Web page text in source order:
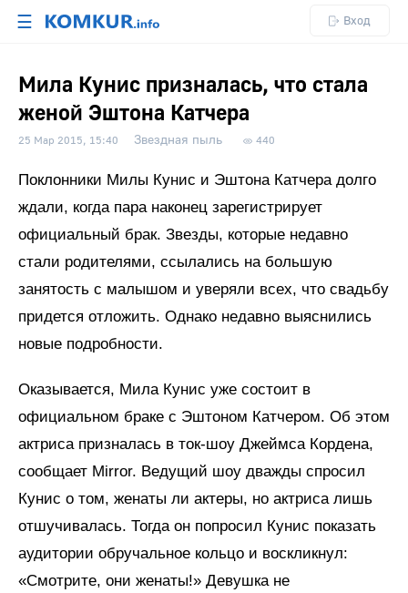
☰ Вход
Мила Кунис призналась, что стала
женой Эштона Катчера
25 Мар 2015, 15:40 Звездная пыль 440
Поклонники Милы Кунис и Эштона Катчера долго
ждали, когда пара наконец зарегистрирует
официальный брак. Звезды, которые недавно
стали родителями, ссылались на большую
занятость с малышом и уверяли всех, что свадьбу
придется отложить. Однако недавно выяснились
новые подробности.
Оказывается, Мила Кунис уже состоит в
официальном браке с Эштоном Катчером. Об этом
актриса призналась в ток-шоу Джеймса Кордена,
сообщает Mirror. Ведущий шоу дважды спросил
Кунис о том, женаты ли актеры, но актриса лишь
отшучивалась. Тогда он попросил Кунис показать
аудитории обручальное кольцо и воскликнул:
«Смотрите, они женаты!» Девушка не